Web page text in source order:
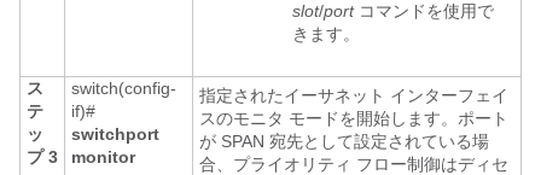
slot/portコマンドを使用で
きます。
ス
テ
ッ
プ 3
switch(config-
if)#
switchport
monitor
指定されたイーサネット インターフェイ
スのモニタ モードを開始します。ポート
が SPAN 宛先として設定されている場
合、プライオリティ フロー制御はディセ